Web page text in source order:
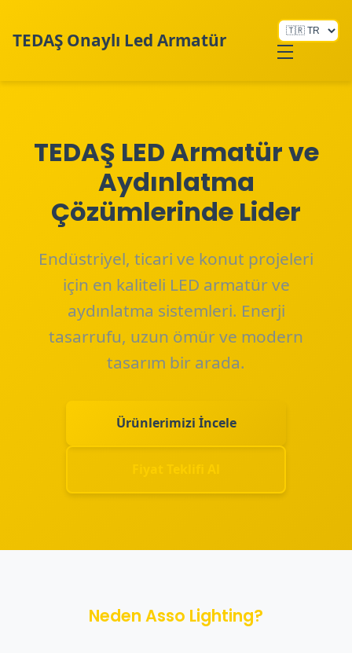
TEDAŞ Onaylı Led Armatür
Hakkımızda
TEDAŞ LED Armatür ve
Aydınlatma
Çözümlerinde Lider
Endüstriyel, ticari ve konut projeleri
için en kaliteli LED armatür ve
aydınlatma sistemleri. Enerji
tasarrufu, uzun ömür ve modern
tasarım bir arada.
Ürünlerimizi İncele
Neden Asso Lighting?